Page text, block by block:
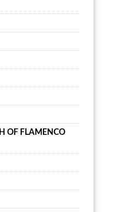
OF FLAMENCO